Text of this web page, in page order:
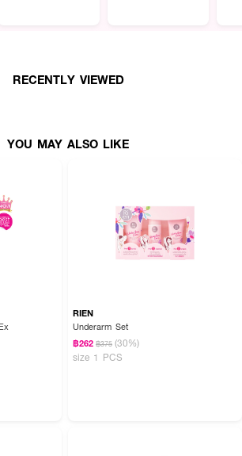
RECENTLY VIEWED
YOU MAY ALSO LIKE
RIEN
Underarm Set
฿262 ฿375 (30%)
size 1 PCS